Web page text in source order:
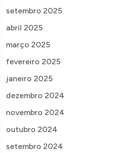
setembro 2025
abril 2025
março 2025
fevereiro 2025
janeiro 2025
dezembro 2024
novembro 2024
outubro 2024
setembro 2024